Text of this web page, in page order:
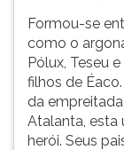
instrução
novamente.
Formou-se
como o
Pólux, Teseu
filhos de
da
Atalanta, esta
herói. Seus